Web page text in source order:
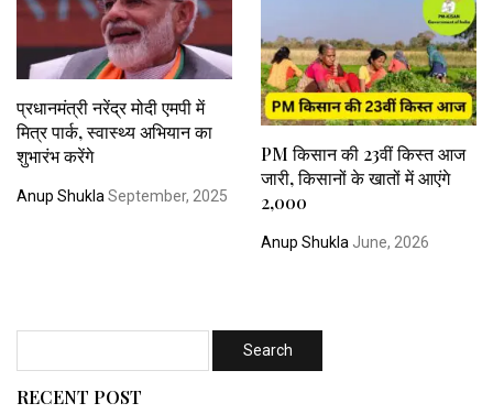
प्रधानमंत्री नरेंद्र मोदी एमपी में
मित्र पार्क, स्वास्थ्य अभियान का
शुभारंभ करेंगे
Anup Shukla September, 2025
PM किसान की 23वीं किस्त आज
जारी, किसानों के खातों में आएंगे
₹2,000
Anup Shukla June, 2026
RECENT POST